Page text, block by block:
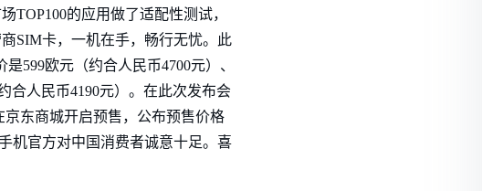
TOP100的应用做了适配性测试，
SIM卡，一机在手，畅行无忧。此
599欧元（约合人民币4700元）、
合人民币4190元）。在此次发布会
京东商城开启预售，公布预售价格
机官方对中国消费者诚意十足。喜